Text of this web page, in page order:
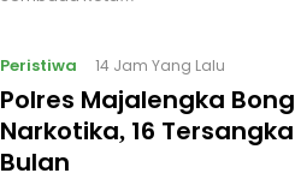
Peristiwa 14 Jam Yang Lalu
Polres Majalengka
Narkotika, 16
Bulan